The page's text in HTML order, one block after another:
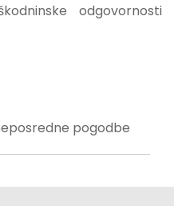
odgovornosti
pogodbe